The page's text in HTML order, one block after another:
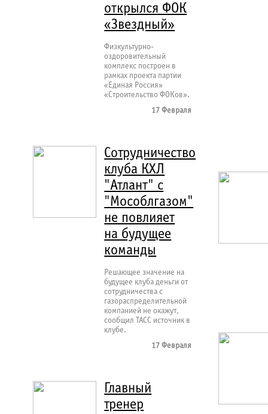
открылся ФОК
«Звездный»
Физкультурно-
оздоровительный
комплекс построен в
рамках проекта партии
«Единая Россия»
«Строительство ФОКов».
17 Февраля
Сотрудничество
клуба КХЛ
"Атлант" с
"Мособлгазом"
не повлияет
на будущее
команды
Решающее значение на
будущее клуба деньги от
сотрудничества с
газораспределительной
компанией не окажут,
сообщил ТАСС источник в
клубе.
17 Февраля
Главный
тренер